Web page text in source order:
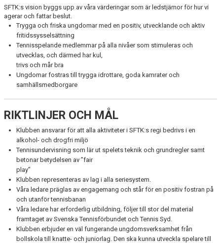
SFTK:s vision byggs upp av våra värderingar som är ledstjärnor för hur vi
agerar och fattar beslut.
Trygga och friska ungdomar med en positiv, utvecklande och aktiv
fritidssysselsättning
Tennisspelande medlemmar på alla nivåer som stimuleras och
utvecklas, och därmed har kul,
trivs och mår bra
Ungdomar fostras till trygga idrottare, goda kamrater och
samhällsmedborgare
RIKTLINJER OCH MÅL
Klubben ansvarar för att alla aktiviteter i SFTK:s regi bedrivs i en
alkohol- och drogfri miljö
Tennisundervisning som lär ut spelets teknik och grundregler samt
betonar betydelsen av ”fair
play”
Klubben representeras av lag i alla seriesystem.
Våra ledare präglas av engagemang och står för en positiv fostran på
och utanför tennisbanan
Våra ledare har erforderlig utbildning, följer till stor del material
framtaget av Svenska Tennisförbundet och Tennis Syd.
Klubben erbjuder en väl fungerande ungdomsverksamhet från
bollskola till knatte- och juniorlag. Den ska kunna utveckla spelare till